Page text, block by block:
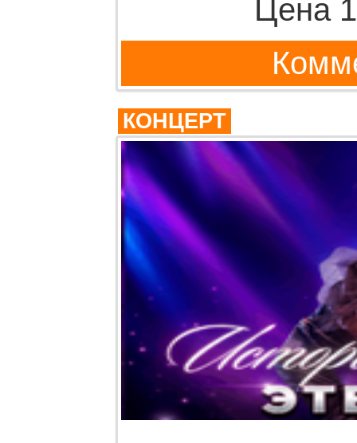
Цена
КОНЦЕРТ